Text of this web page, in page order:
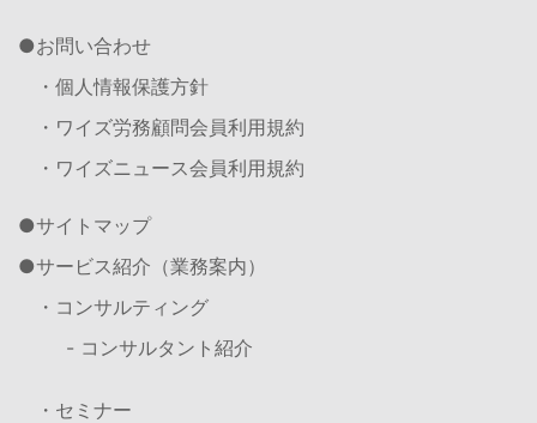
お問い合わせ
・個人情報保護方針
・ワイズ労務顧問会員利用規約
・ワイズニュース会員利用規約
サイトマップ
サービス紹介（業務案内）
・コンサルティング
- コンサルタント紹介
・セミナー